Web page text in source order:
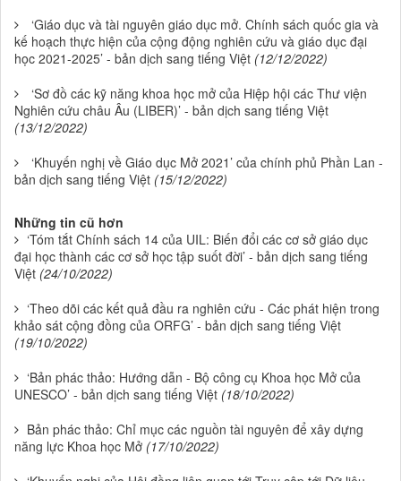
‘Giáo dục và tài nguyên giáo dục mở. Chính sách quốc gia và
kế hoạch thực hiện của cộng động nghiên cứu và giáo dục đại
học 2021-2025’ - bản dịch sang tiếng Việt (12/12/2022)
‘Sơ đồ các kỹ năng khoa học mở của Hiệp hội các Thư viện
Nghiên cứu châu Âu (LIBER)’ - bản dịch sang tiếng Việt
(13/12/2022)
‘Khuyến nghị về Giáo dục Mở 2021’ của chính phủ Phần Lan -
bản dịch sang tiếng Việt (15/12/2022)
Những tin cũ hơn
‘Tóm tắt Chính sách 14 của UIL: Biến đổi các cơ sở giáo dục
đại học thành các cơ sở học tập suốt đời’ - bản dịch sang tiếng
Việt (24/10/2022)
‘Theo dõi các kết quả đầu ra nghiên cứu - Các phát hiện trong
khảo sát cộng đồng của ORFG’ - bản dịch sang tiếng Việt
(19/10/2022)
‘Bản phác thảo: Hướng dẫn - Bộ công cụ Khoa học Mở của
UNESCO’ - bản dịch sang tiếng Việt (18/10/2022)
Bản phác thảo: Chỉ mục các nguồn tài nguyên để xây dựng
năng lực Khoa học Mở (17/10/2022)